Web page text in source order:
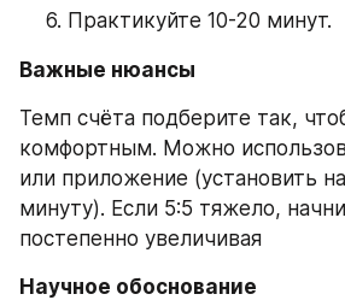
Практикуйте 10-20 минут.
Важные нюансы
Темп счёта подберите так,
комфортным. Можно
или приложение (установить
минуту). Если 5:5 тяжело,
постепенно увеличивая
Научное обоснование